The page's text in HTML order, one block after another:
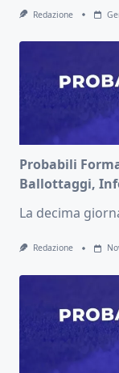
Redazione
Probabili
Ballottaggi,
La decima
Redazione